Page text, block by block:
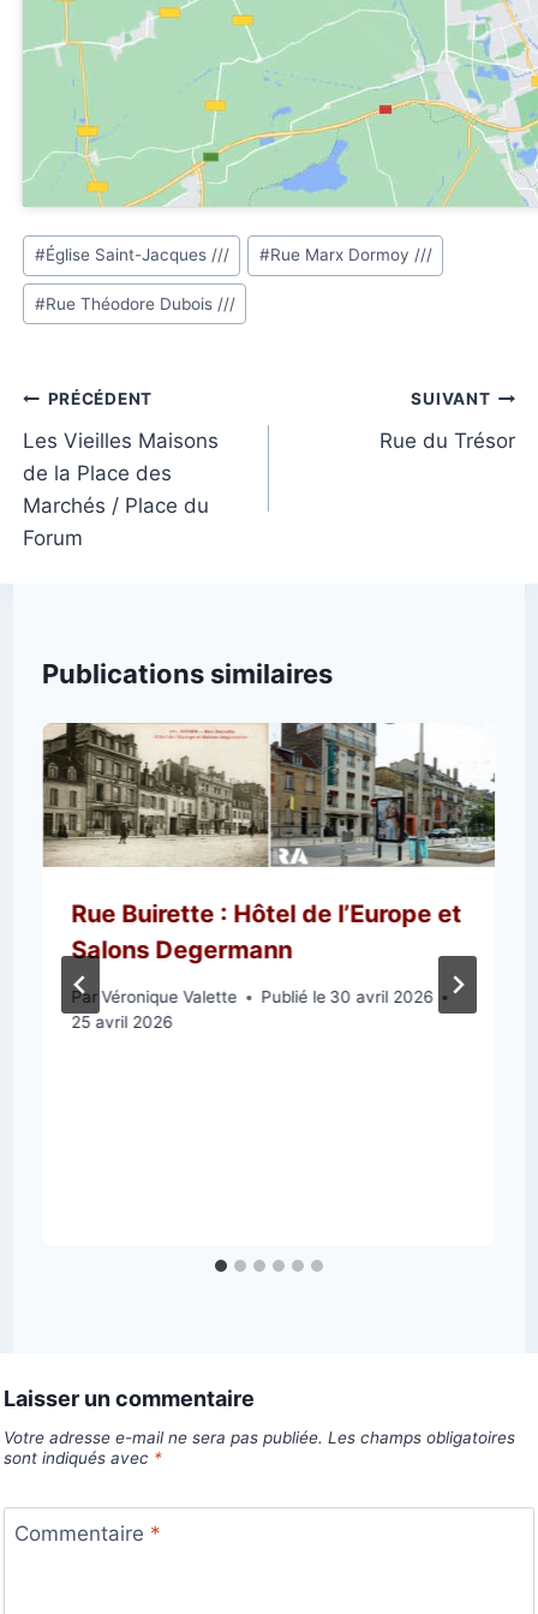
Étiquettes
de
la
#Église Saint-Jacques /// #Rue Marx Dormoy ///
#Rue Théodore Dubois ///
Navigation
de
l’article
PRÉCÉDENT
Les Vieilles Maisons
de la Place des
Marchés / Place du
Forum
SUIVANT
Rue du Trésor
Publications similaires
Rue Buirette : Hôtel de l’Europe et
Salons Degermann
Par Véronique Valette Publié le 30 avril 2026
25 avril 2026
Laisser un commentaire
Votre adresse e-mail ne sera pas publiée. Les champs obligatoires
sont indiqués avec *
Commentaire *